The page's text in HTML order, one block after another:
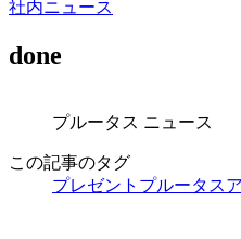
社内ニュース
done
プルータス ニュース
この記事のタグ
プレゼント プルータス